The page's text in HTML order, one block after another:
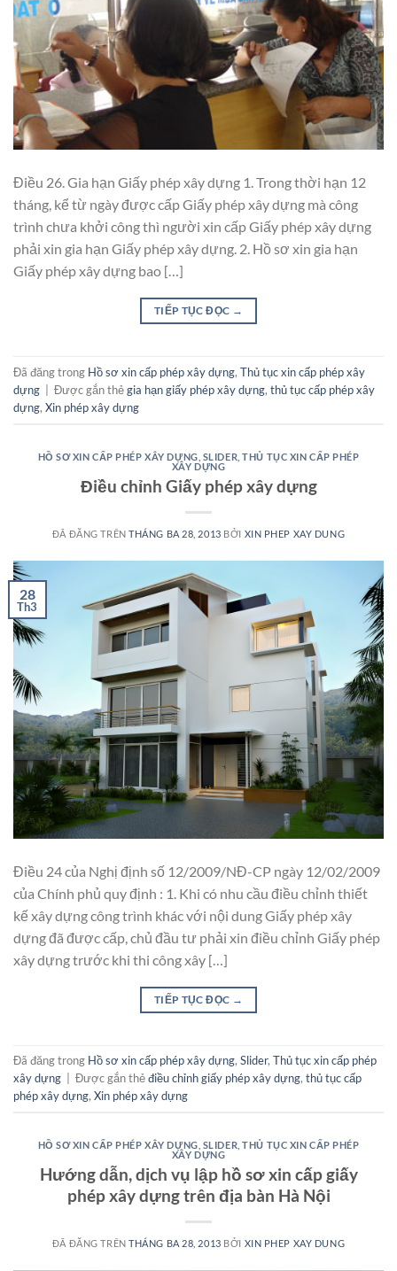
Điều 26. Gia hạn Giấy phép xây dựng 1. Trong thời hạn 12
tháng, kể từ ngày được cấp Giấy phép xây dựng mà công
trình chưa khởi công thì người xin cấp Giấy phép xây dựng
phải xin gia hạn Giấy phép xây dựng. 2. Hồ sơ xin gia hạn
Giấy phép xây dựng bao […]
TIẾP TỤC ĐỌC →
Đã đăng trong Hồ sơ xin cấp phép xây dựng, Thủ tục xin cấp phép xây
dựng
Được gắn thẻgia hạn giấy phép xây dựng, thủ tục cấp phép xây
dựng, Xin phép xây dựng
HỒ SƠ XIN CẤP PHÉP XÂY DỰNG SLIDER ,THỦ TỤC XIN CẤP PHÉP
XÂY DỰNG
Điều chỉnh Giấy phép xây dựng
ĐÃ ĐĂNG TRÊNTHÁNG BA 28, 2013 BỞI XIN PHEP XAY DUNG
28
Th3
Điều 24 của Nghị định số 12/2009/NĐ-CP ngày 12/02/2009
của Chính phủ quy định : 1. Khi có nhu cầu điều chỉnh thiết
kế xây dựng công trình khác với nội dung Giấy phép xây
dựng đã được cấp, chủ đầu tư phải xin điều chỉnh Giấy phép
xây dựng trước khi thi công xây […]
TIẾP TỤC ĐỌC →
Đã đăng trong Hồ sơ xin cấp phép xây dựng, Slider, Thủ tục xin cấp phép
xây dựng
Được gắn thẻđiều chỉnh giấy phép xây dựng, thủ tục cấp
phép xây dựng, Xin phép xây dựng
HỒ SƠ XIN CẤP PHÉP XÂY DỰNG SLIDER ,THỦ TỤC XIN CẤP PHÉP
XÂY DỰNG
Hướng dẫn, dịch vụ lập hồ sơ xin cấp giấy
phép xây dựng trên địa bàn Hà Nội
ĐÃ ĐĂNG TRÊNTHÁNG BA 28, 2013 BỞI XIN PHEP XAY DUNG